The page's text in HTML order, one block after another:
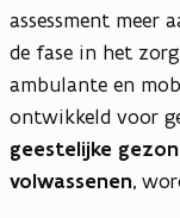
assessment meer
de fase in het
ambulante en
ontwikkeld voor
geestelijke
volwassenen,